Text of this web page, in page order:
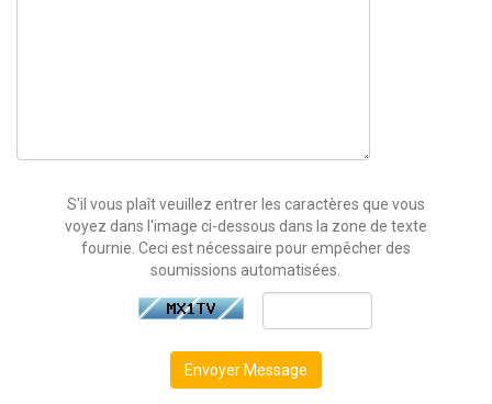
S'il vous plaît veuillez entrer les caractères que vous
voyez dans l'image ci-dessous dans la zone de texte
fournie. Ceci est nécessaire pour empêcher des
soumissions automatisées.
Envoyer Message